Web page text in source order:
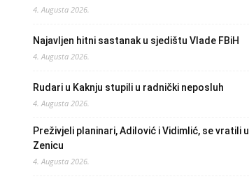
4. Augusta 2026.
Najavljen hitni sastanak u sjedištu Vlade FBiH
4. Augusta 2026.
Rudari u Kaknju stupili u radnički neposluh
4. Augusta 2026.
Preživjeli planinari, Adilović i Vidimlić, se vratili u
Zenicu
4. Augusta 2026.